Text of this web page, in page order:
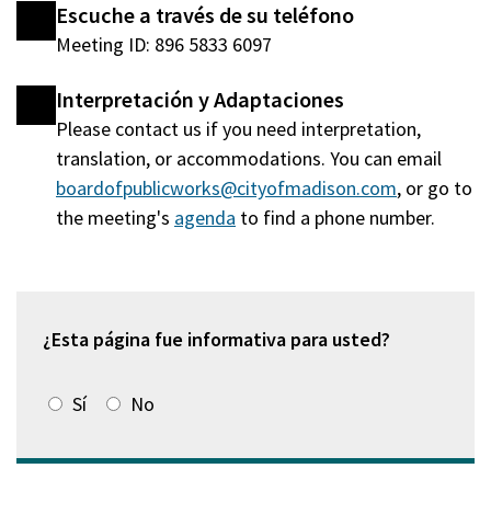
Escuche a través de su teléfono
Meeting ID: 896 5833 6097
Interpretación y Adaptaciones
Please contact us if you need interpretation,
translation, or accommodations. You can email
boardofpublicworks@cityofmadison.com, or go to
the meeting's agenda (abre
ventana)
to find a phone number.
¿Esta página fue informativa para usted?
Sí No